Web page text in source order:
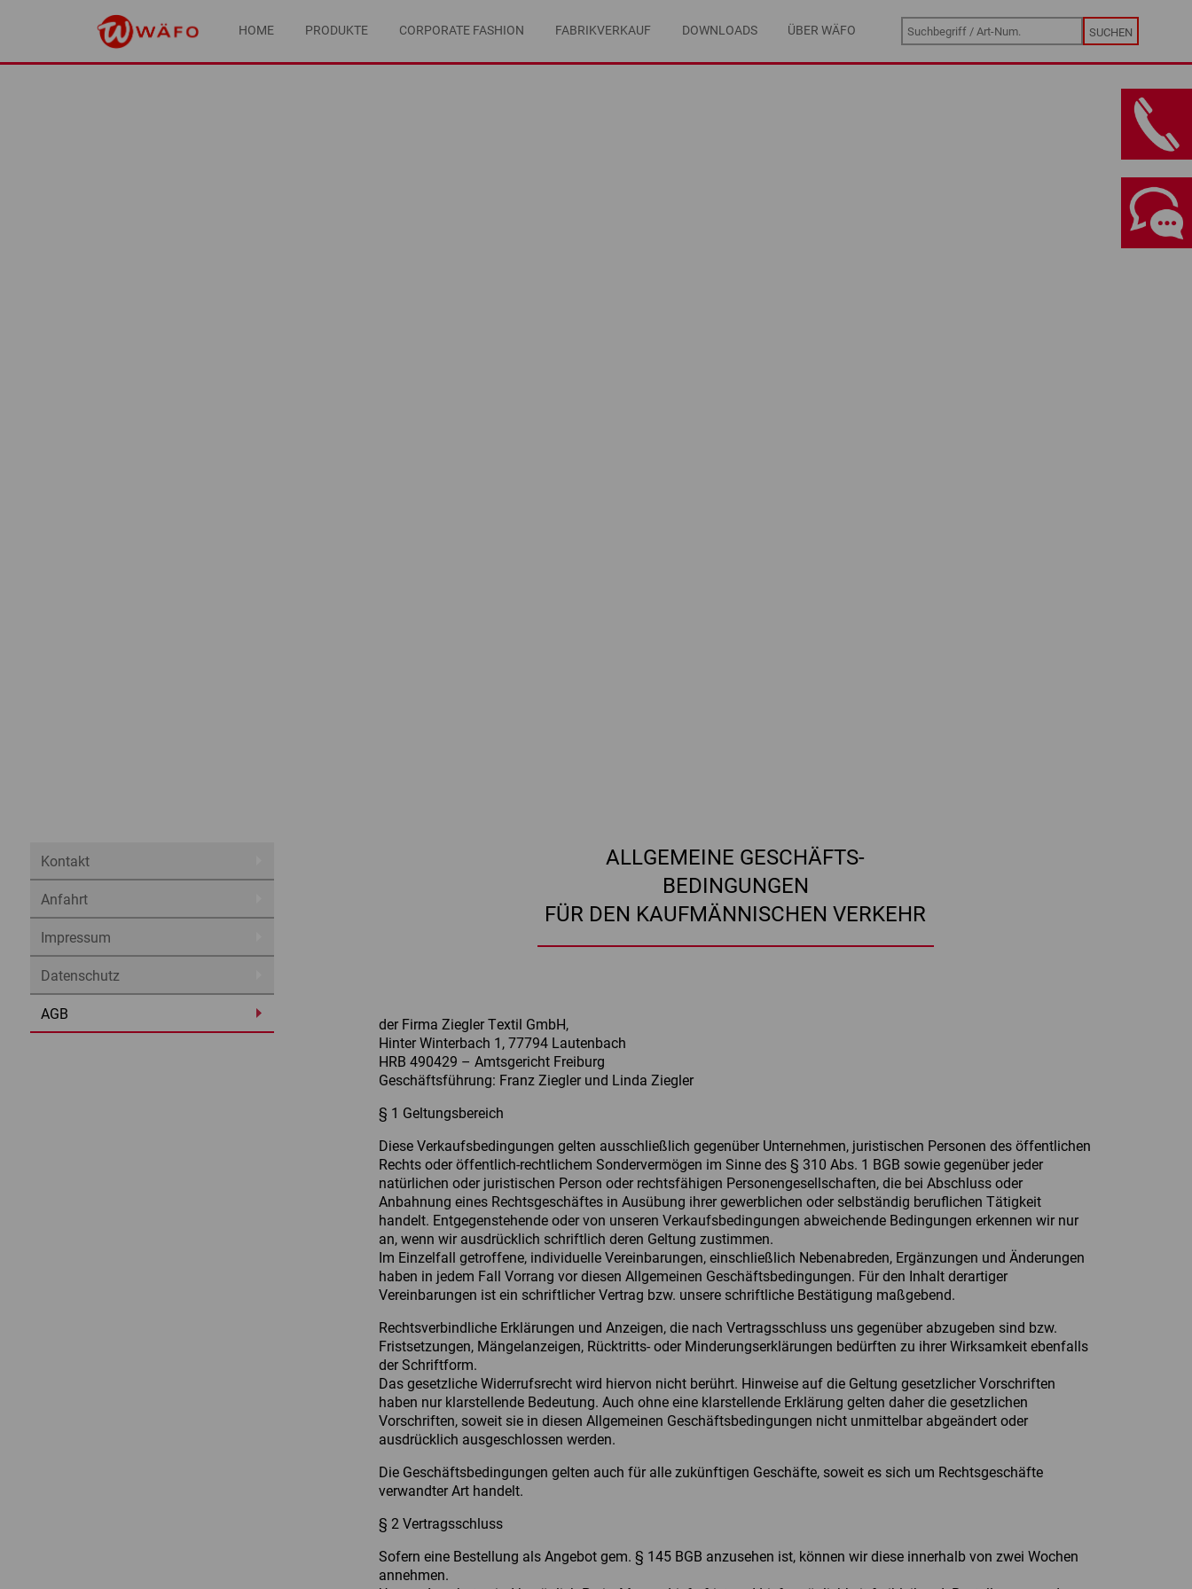
HOME PRODUKTE CORPORATE FASHION FABRIKVERKAUF DOWNLOADS ÜBER WÄFO
Kontakt
Anfahrt
Impressum
Datenschutz
AGB
ALLGEMEINE GESCHÄFTS­
BEDINGUNGEN
FÜR DEN KAUFMÄNNISCHEN VERKEHR
der Firma Ziegler Textil GmbH,
Hinter Winterbach 1, 77794 Lautenbach
HRB 490429 – Amtsgericht Freiburg
Geschäftsführung: Franz Ziegler und Linda Ziegler
§ 1 Geltungsbereich
Diese Verkaufsbedingungen gelten ausschließlich gegenüber Unternehmen, juristischen Personen des öffentlichen
Rechts oder öffentlich-rechtlichem Sondervermögen im Sinne des § 310 Abs. 1 BGB sowie gegenüber jeder
natürlichen oder juristischen Person oder rechtsfähigen Personengesellschaften, die bei Abschluss oder
Anbahnung eines Rechtsgeschäftes in Ausübung ihrer gewerblichen oder selbständig beruflichen Tätigkeit
handelt. Entgegenstehende oder von unseren Verkaufsbedingungen abweichende Bedingungen erkennen wir nur
an, wenn wir ausdrücklich schriftlich deren Geltung zustimmen.
Im Einzelfall getroffene, individuelle Vereinbarungen, einschließlich Nebenabreden, Ergänzungen und Änderungen
haben in jedem Fall Vorrang vor diesen Allgemeinen Geschäftsbedingungen. Für den Inhalt derartiger
Vereinbarungen ist ein schriftlicher Vertrag bzw. unsere schriftliche Bestätigung maßgebend.
Rechtsverbindliche Erklärungen und Anzeigen, die nach Vertragsschluss uns gegenüber abzugeben sind bzw.
Fristsetzungen, Mängelanzeigen, Rücktritts- oder Minderungserklärungen bedürften zu ihrer Wirksamkeit ebenfalls
der Schriftform.
Das gesetzliche Widerrufsrecht wird hiervon nicht berührt. Hinweise auf die Geltung gesetzlicher Vorschriften
haben nur klarstellende Bedeutung. Auch ohne eine klarstellende Erklärung gelten daher die gesetzlichen
Vorschriften, soweit sie in diesen Allgemeinen Geschäftsbedingungen nicht unmittelbar abgeändert oder
ausdrücklich ausgeschlossen werden.
Die Geschäftsbedingungen gelten auch für alle zukünftigen Geschäfte, soweit es sich um Rechtsgeschäfte
verwandter Art handelt.
§ 2 Vertragsschluss
Sofern eine Bestellung als Angebot gem. § 145 BGB anzusehen ist, können wir diese innerhalb von zwei Wochen
annehmen.